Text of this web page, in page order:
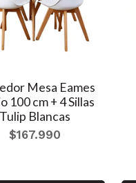
Mesa Eames
100 cm + 4 Sillas
Tulip Blancas
$167.990